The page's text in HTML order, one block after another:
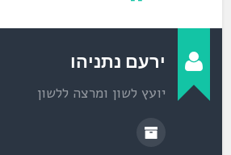
ירעם נתניהו
יועץ לשון ומרצה ללשון